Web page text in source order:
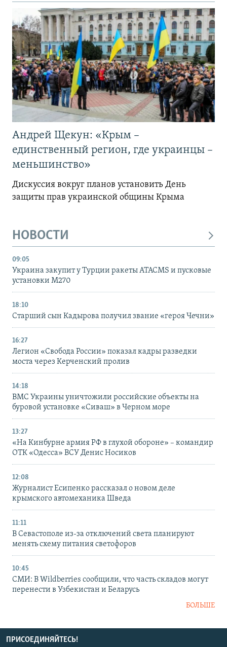
Андрей Щекун: «Крым –
единственный регион, где украинцы –
меньшинство»
Дискуссия вокруг планов установить День
защиты прав украинской общины Крыма
НОВОСТИ
09:05
Украина закупит у Турции ракеты ATACMS и пусковые
установки M270
18:10
Старший сын Кадырова получил звание «героя Чечни»
16:27
Легион «Свобода России» показал кадры разведки
моста через Керченский пролив
14:18
ВМС Украины уничтожили российские объекты на
буровой установке «Сиваш» в Черном море
13:27
«На Кинбурне армия РФ в глухой обороне» – командир
ОТК «Одесса» ВСУ Денис Носиков
12:08
Журналист Есипенко рассказал о новом деле
крымского автомеханика Шведа
11:11
В Севастополе из-за отключений света планируют
менять схему питания светофоров
10:45
СМИ: В Wildberries сообщили, что часть складов могут
перенести в Узбекистан и Беларусь
БОЛЬШЕ
ПРИСОЕДИНЯЙТЕСЬ!